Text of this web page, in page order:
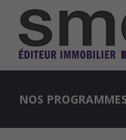
NOS PROGRAMMES